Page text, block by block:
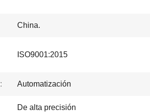
China.
ISO9001:2015
Automatización
De alta precisión